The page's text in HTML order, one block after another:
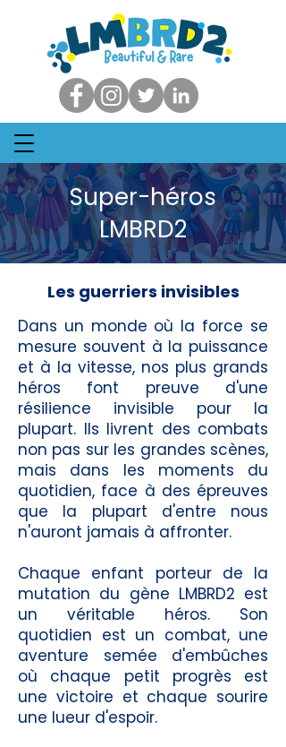
Super-héros
LMBRD2
Les guerriers invisibles
Dans un monde où la force se
mesure souvent à la puissance
et à la vitesse, nos plus grands
héros font preuve d'une
résilience invisible pour la
plupart. Ils livrent des combats
non pas sur les grandes scènes,
mais dans les moments du
quotidien, face à des épreuves
que la plupart d'entre nous
n'auront jamais à affronter.
Chaque enfant porteur de la
mutation du gène LMBRD2 est
un véritable héros. Son
quotidien est un combat, une
aventure semée d'embûches
où chaque petit progrès est
une victoire et chaque sourire
une lueur d'espoir.